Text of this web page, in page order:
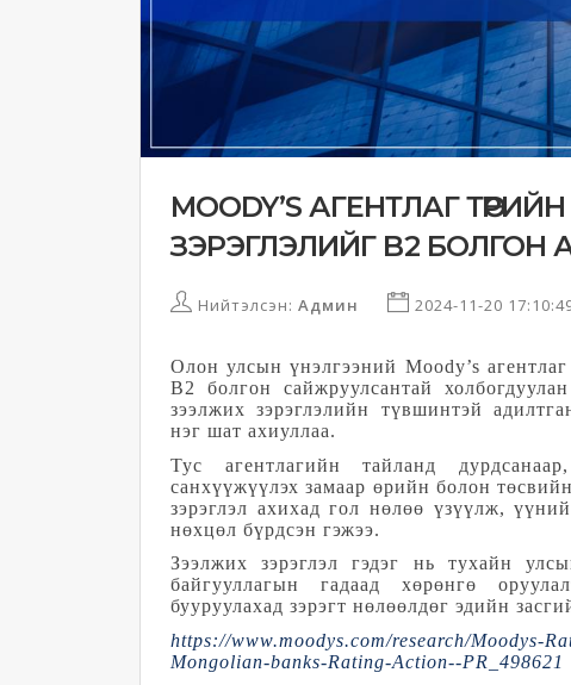
MOODY’S АГЕНТЛАГ
ЗЭРЭГЛЭЛИЙГ B2 БОЛГОН
Нийтэлсэн: Админ 2024-11-20
Олон улсын үнэлгээний Moody’s
B2 болгон сайжруулсантай
зээлжих зэрэглэлийн түвшинтэй
нэг шат ахиуллаа.
Тус агентлагийн тайланд
санхүүжүүлэх замаар өрийн болон
зэрэглэл ахихад гол нөлөө үзүүлж,
нөхцөл бүрдсэн гэжээ.
Зээлжих зэрэглэл гэдэг нь тухайн
байгууллагын гадаад хөрөнгө
бууруулахад зэрэгт нөлөөлдөг эдийн
https://www.moodys.com/research/Moodys-
Mongolian-banks-Rating-Action--PR_498621